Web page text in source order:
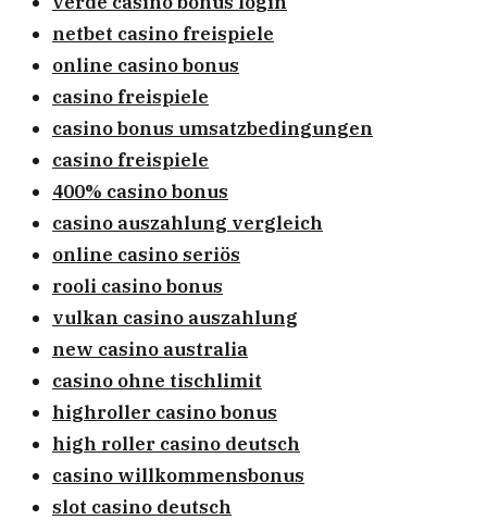
netbet casino freispiele
online casino bonus
casino freispiele
casino bonus umsatzbedingungen
casino freispiele
400% casino bonus
casino auszahlung vergleich
online casino seriös
rooli casino bonus
vulkan casino auszahlung
new casino australia
casino ohne tischlimit
highroller casino bonus
high roller casino deutsch
casino willkommensbonus
slot casino deutsch